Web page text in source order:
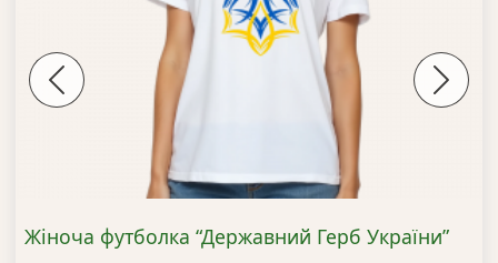
Previous
Жіноча футболка “Державний Герб України”
Next